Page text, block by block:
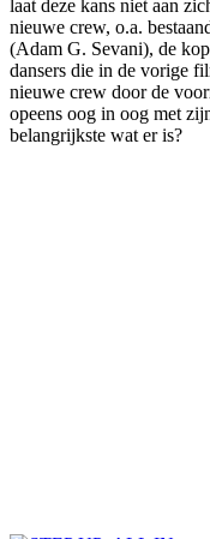
laat deze kans niet aan
nieuwe crew, o.a.
(Adam G. Sevani), de
dansers die in de vorige
nieuwe crew door de
opeens oog in oog met
belangrijkste wat er is?